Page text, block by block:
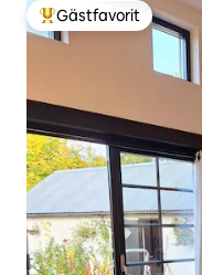
Populär gästfavorit
Gästfavorit